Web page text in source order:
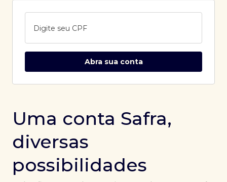
Digite seu CPF
Abra sua conta
Uma conta Safra,
diversas
possibilidades